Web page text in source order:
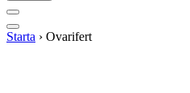
Starta › Ovarifert